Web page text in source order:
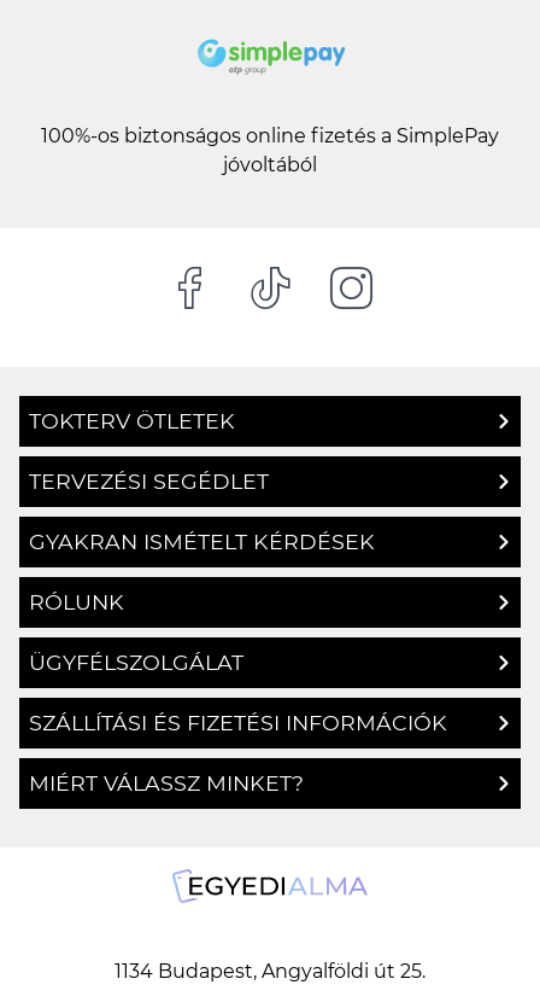
100%-os biztonságos online fizetés a SimplePay
jóvoltából
TOKTERV ÖTLETEK
TERVEZÉSI SEGÉDLET
GYAKRAN ISMÉTELT KÉRDÉSEK
RÓLUNK
ÜGYFÉLSZOLGÁLAT
SZÁLLÍTÁSI ÉS FIZETÉSI INFORMÁCIÓK
MIÉRT VÁLASSZ MINKET?
1134 Budapest, Angyalföldi út 25.